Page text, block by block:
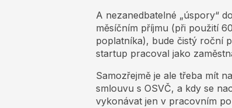
A nezanedbatelné „úspory“
měsíčním příjmu (při použití
poplatníka), bude čistý roční
startup pracoval jako
Samozřejmě je ale třeba mít
smlouvu s OSVČ, a kdy se
vykonávat jen v pracovním